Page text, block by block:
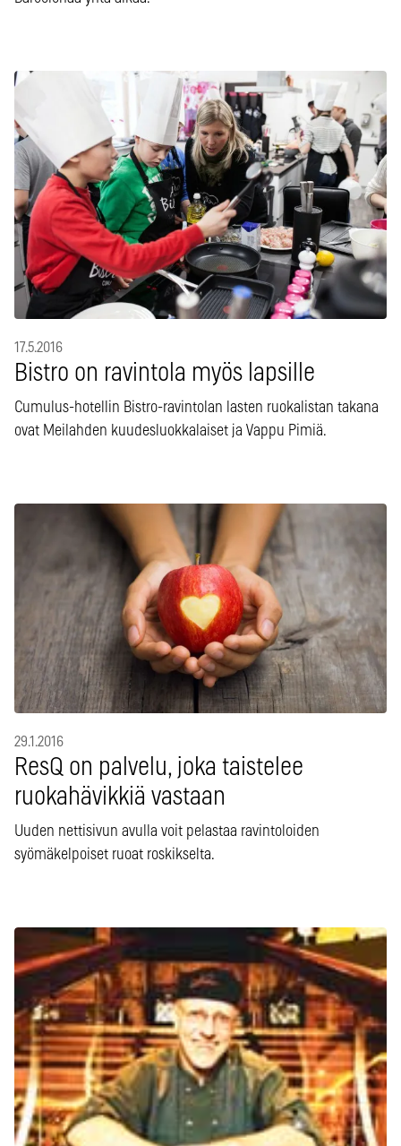
17.5.2016
Bistro on ravintola myös lapsille
Cumulus-hotellin Bistro-ravintolan lasten ruokalistan takana
ovat Meilahden kuudesluokkalaiset ja Vappu Pimiä.
29.1.2016
ResQ on palvelu, joka taistelee
ruokahävikkiä vastaan
Uuden nettisivun avulla voit pelastaa ravintoloiden
syömäkelpoiset ruoat roskikselta.